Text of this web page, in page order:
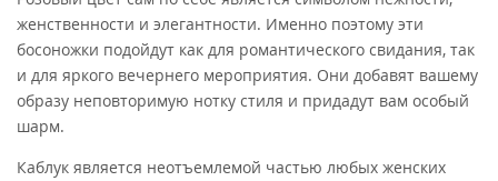
женственности и элегантности. Именно поэтому эти
босоножки подойдут как для романтического свидания, так
и для яркого вечернего мероприятия. Они добавят вашему
образу неповторимую нотку стиля и придадут вам особый
шарм.
Каблук является неотъемлемой частью любых женских